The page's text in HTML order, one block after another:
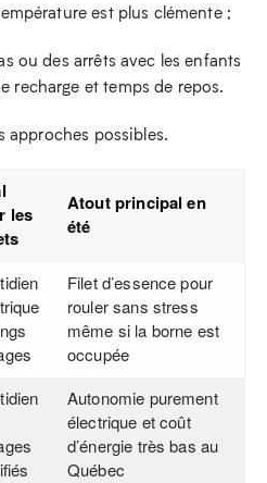
est plus clémente ;
ou des arrêts avec les enfants
recharge et temps de repos.
approches possibles.
les
Atout principal en
été
Filet d’essence pour
rouler sans stress
même si la borne est
occupée
Autonomie purement
électrique et coût
d’énergie très bas au
Québec